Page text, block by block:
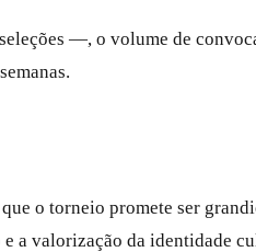
—, o volume de
o torneio promete ser
a valorização da identidade